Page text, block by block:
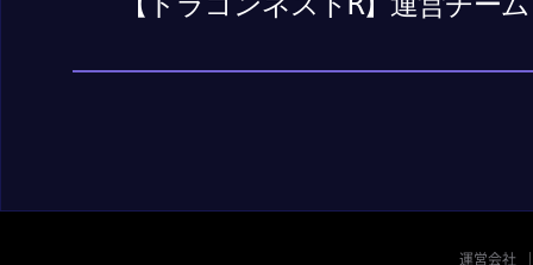
運営会社